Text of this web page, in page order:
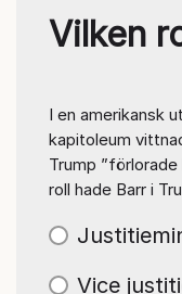
Vilken
I en amerikansk
kapitoleum
Trump
roll hade Barr i
Vice